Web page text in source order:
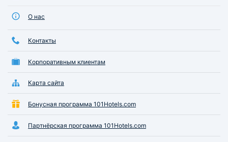
О нас
Контакты
Корпоративным клиентам
Карта сайта
Бонусная программа 101Hotels.com
Партнёрская программа 101Hotels.com